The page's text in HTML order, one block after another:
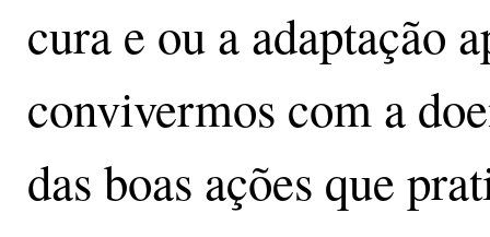
cura e ou a adaptação
convivermos com a
das boas ações que